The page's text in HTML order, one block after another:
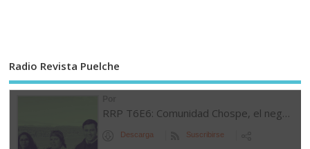
Radio Revista Puelche